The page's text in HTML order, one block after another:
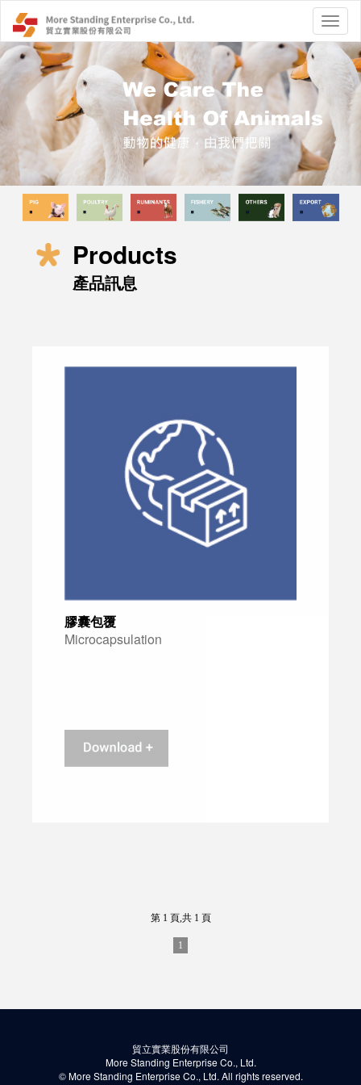
Products
產品訊息
膠囊包覆
Microcapsulation
第 1 頁,共 1 頁
1
貿立實業股份有限公司
More Standing Enterprise Co., Ltd.
© More Standing Enterprise Co., Ltd. All rights reserved.